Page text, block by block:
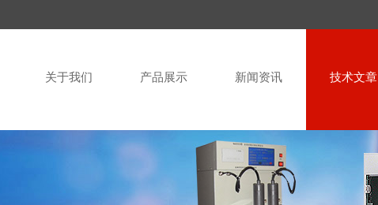
关于我们 产品展示 新闻资讯 技术文章